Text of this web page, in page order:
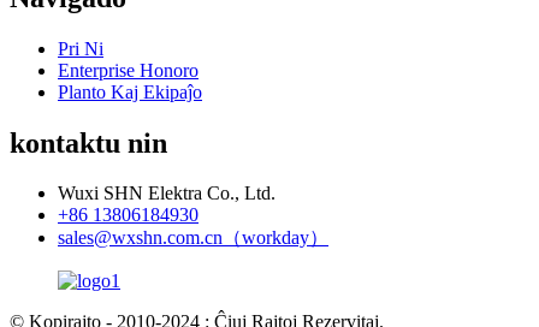
Pri Ni
Enterprise Honoro
Planto Kaj Ekipaĵo
kontaktu nin
Wuxi SHN Elektra Co., Ltd.
+86 13806184930
sales@wxshn.com.cn（workday）
© Kopirajto - 2010-2024 : Ĉiuj Rajtoj Rezervitaj.